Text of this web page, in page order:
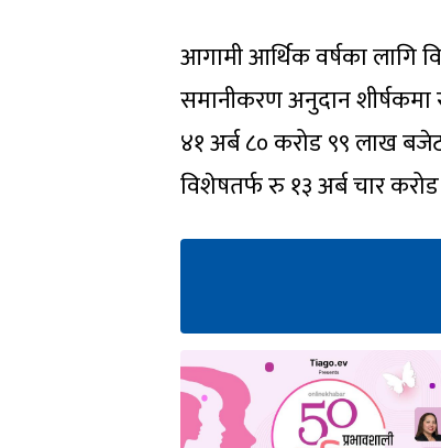
आगामी आर्थिक वर्षका लागि
समानीकरण अनुदान
४१ अर्ब ८० करोड ९९ लाख
विशेषतर्फ रु १३ अर्ब चार